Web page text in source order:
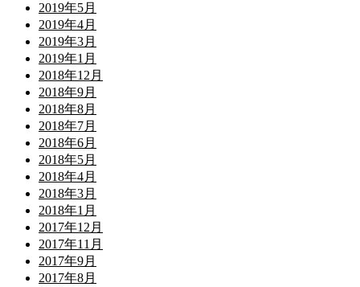
2019年5月
2019年4月
2019年3月
2019年1月
2018年12月
2018年9月
2018年8月
2018年7月
2018年6月
2018年5月
2018年4月
2018年3月
2018年1月
2017年12月
2017年11月
2017年9月
2017年8月